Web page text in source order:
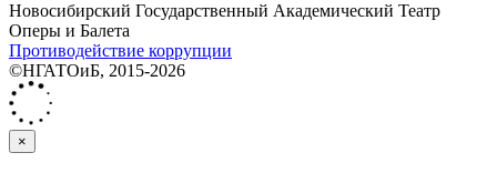
Новосибирский Государственный Академический Театр
Оперы и Балета
Противодействие коррупции
©НГАТОиБ, 2015-2026
×